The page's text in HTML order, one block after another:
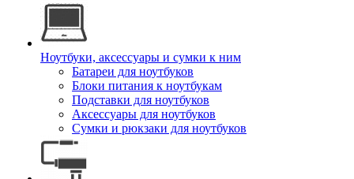
Ноутбуки, аксессуары и сумки к ним
Батареи для ноутбуков
Блоки питания к ноутбукам
Подставки для ноутбуков
Аксессуары для ноутбуков
Сумки и рюкзаки для ноутбуков